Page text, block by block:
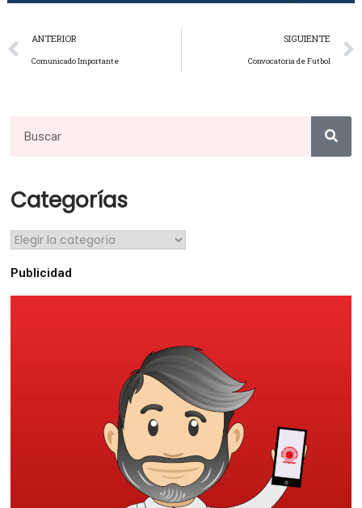
ANTERIOR
Comunicado Importante
SIGUIENTE
Convocatoria de Futbol
Categorías
Publicidad